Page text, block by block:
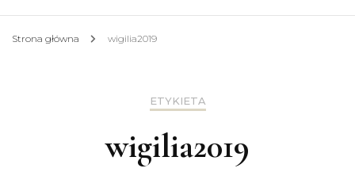
Strona główna wigilia2019
ETYKIETA
wigilia2019